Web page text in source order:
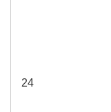
24